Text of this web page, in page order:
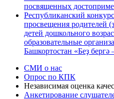
посвященных
Республиканский
просвещения родителей
детей дошкольного
образовательные
Башкортостан «Беҙ
СМИ о нас
Опрос по КПК
Независимая оценка
Анкетирование